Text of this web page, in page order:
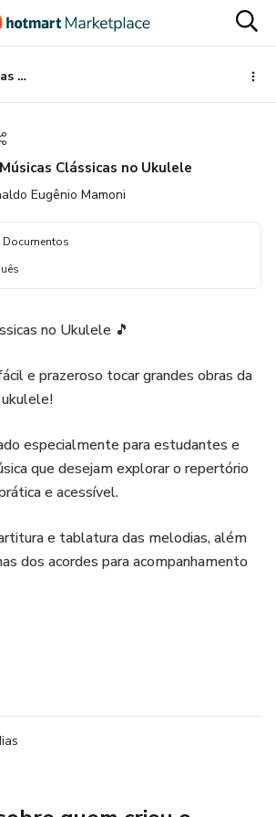
10 Músicas Clássicas no Ukulele
Clássicas no Ukulele
Eugênio Mamoni
no Ukulele 🎵
e prazeroso tocar grandes obras da
ukulele!
especialmente para estudantes e
que desejam explorar o repertório
e acessível.
e tablatura das melodias, além
dos acordes para acompanhamento
adaptados para o